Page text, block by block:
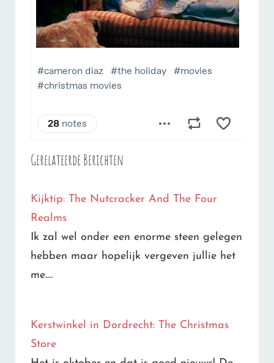
Gerelateerde Berichten
Kijktip: The Nutcracker And The Four
Realms
Ik zal wel onder een enorme steen gelegen
hebben maar hopelijk vergeven jullie het
me.…
Kerstwinkel in Dordrecht: The Christmas
Store